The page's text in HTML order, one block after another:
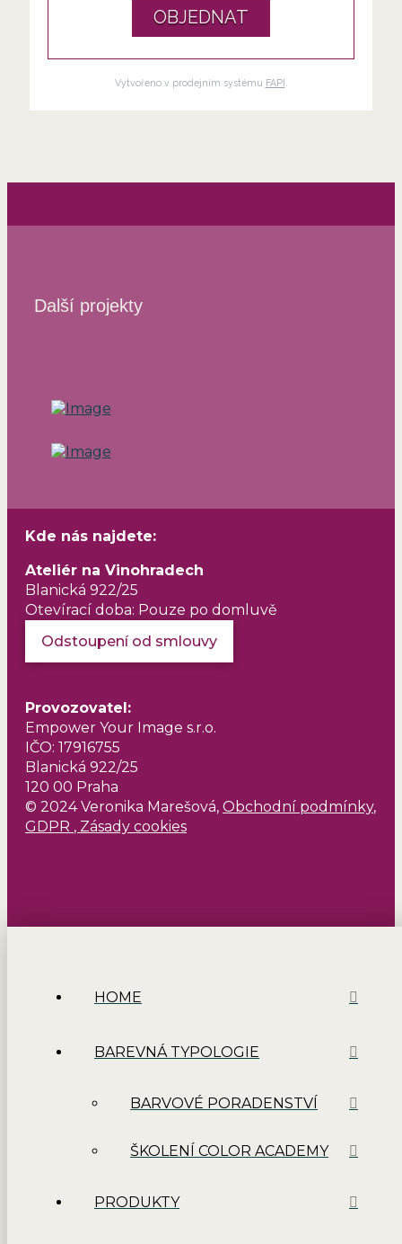
OBJEDNAT
Vytvořeno v prodejním systému FAPI
Další projekty
Kde nás najdete:
Ateliér na Vinohradech
Blanická 922/25
Otevírací doba: Pouze po domluvě
Odstoupení od smlouvy
Provozovatel :
Empower Your Image s.r.o.
IČO: 17916755
Blanická 922/25
120 00 Praha
© 2024 Veronika Marešová, Obchodní podmínky,
GDPR , Zásady cookies
HOME
BAREVNÁ TYPOLOGIE
BARVOVÉ PORADENSTVÍ
ŠKOLENÍ COLOR ACADEMY
PRODUKTY